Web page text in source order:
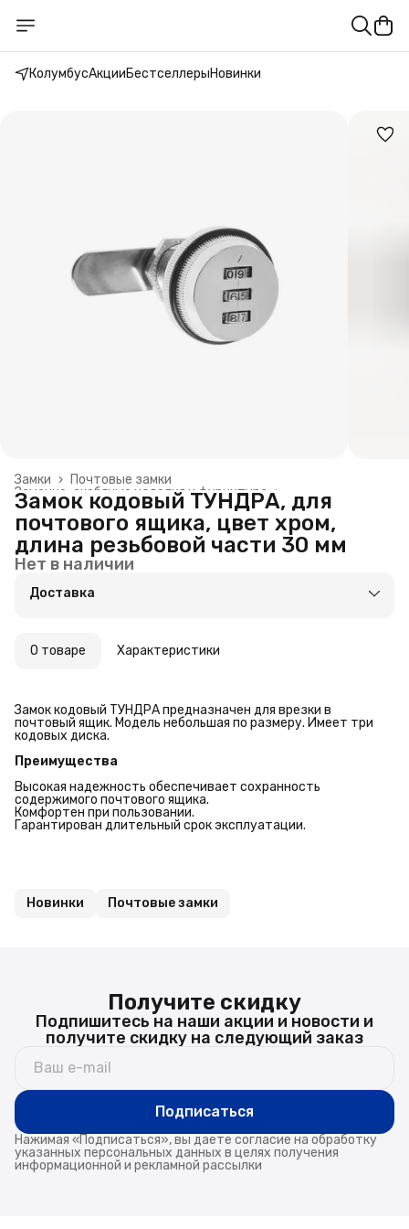
КолумбусАкцииБестселлерыНовинки
Почтовые замки
Замки ›
Замочно-скобяные изделия и фурнитура ›
Строительство и ремонт ›
Главная ›
Замок кодовый ТУНДРА, для
почтового ящика, цвет хром,
длина резьбовой части 30 мм
Нет в наличии
Доставка
О товаре Характеристики
Замок кодовый ТУНДРА предназначен для врезки в
почтовый ящик. Модель небольшая по размеру. Имеет три
кодовых диска.
Преимущества
Высокая надежность обеспечивает сохранность
содержимого почтового ящика.
Комфортен при пользовании.
Гарантирован длительный срок эксплуатации.
Новинки Почтовые замки
Получите скидку
Подпишитесь на наши акции и новости и
получите скидку на следующий заказ
Подписаться
Нажимая «Подписаться», вы даете согласие на обработку
указанных персональных данных в целях получения
информационной и рекламной рассылки